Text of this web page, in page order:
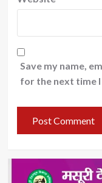
Save my name,
for the next time